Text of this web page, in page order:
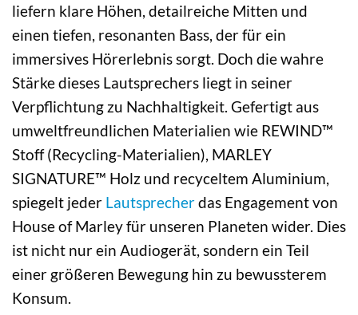
liefern klare Höhen, detailreiche Mitten und
einen tiefen, resonanten Bass, der für ein
immersives Hörerlebnis sorgt. Doch die wahre
Stärke dieses Lautsprechers liegt in seiner
Verpflichtung zu Nachhaltigkeit. Gefertigt aus
umweltfreundlichen Materialien wie REWIND™
Stoff (Recycling-Materialien), MARLEY
SIGNATURE™ Holz und recyceltem Aluminium,
spiegelt jeder Lautsprecherdas Engagement von
House of Marley für unseren Planeten wider. Dies
ist nicht nur ein Audiogerät, sondern ein Teil
einer größeren Bewegung hin zu bewussterem
Konsum.